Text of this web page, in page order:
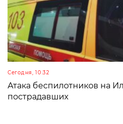
Сегодня, 10:32
Атака беспилотников на
пострадавших